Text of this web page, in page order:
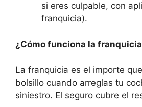
si eres culpable, con
franquicia).
¿Cómo funciona la
La franquicia es el importe
bolsillo cuando arreglas tu
siniestro. El seguro cubre el